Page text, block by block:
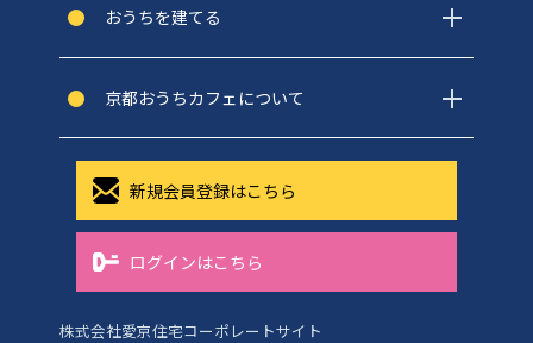
おうちを建てる
京都おうちカフェについて
新規会員登録はこちら
ログインはこちら
株式会社愛京住宅コーポレートサイト